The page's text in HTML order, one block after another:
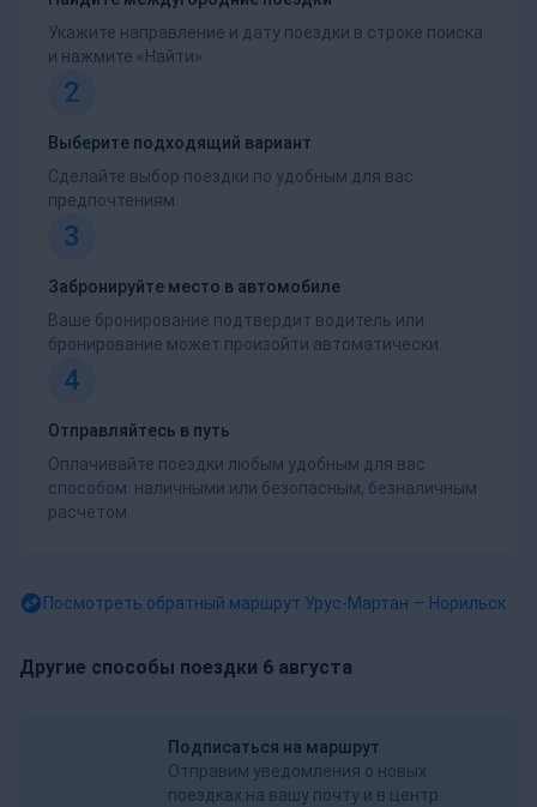
Укажите направление и дату поездки в строке поиска
и нажмите «Найти».
2
Выберите подходящий вариант
Сделайте выбор поездки по удобным для вас
предпочтениям.
3
Забронируйте место в автомобиле
Ваше бронирование подтвердит водитель или
бронирование может произойти автоматически.
4
Отправляйтесь в путь
Оплачивайте поездки любым удобным для вас
способом: наличными или безопасным, безналичным
расчетом.
Посмотреть обратный маршрут Урус-Мартан — Норильск
Другие способы поездки 6 августа
Подписаться на маршрут
Отправим уведомления о новых
поездках на вашу почту и в центр